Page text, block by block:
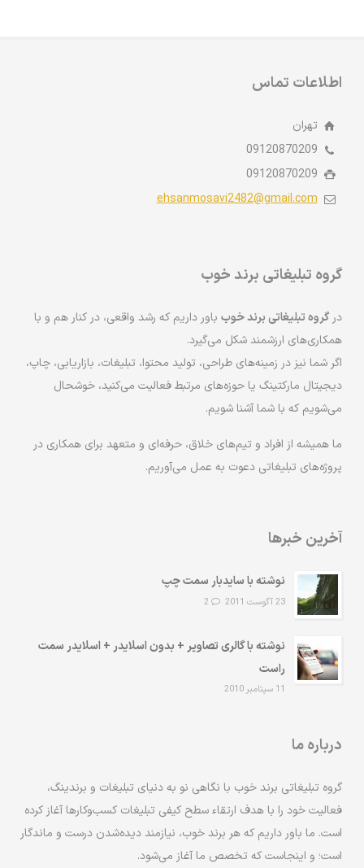
اطلاعات تماس
تهران
09120870209
09120870209
ehsanmosavi2482@gmail.com
گروه تبلیغاتی برند خوب
درگروه تبلیغاتی برند خوب باور داریم که رشد واقعی، در کنار هم و با
همکاری‌های ارزشمند شکل می‌گیرد.
اگر شما نیز در زمینه‌های طراحی، تولید محتوا، تبلیغات، بازاریابی، چاپ،
دیجیتال مارکتینگ یا حوزه‌های مرتبط فعالیت می‌کنید، خوشحال
می‌شویم که با شما آشنا شویم.
ما همیشه از افراد و تیم‌های خلاق، حرفه‌ای و متعهد برای همکاری در
پروژه‌های تبلیغاتی دعوت به عمل می‌آوریم.
آخرین خبرها
نوشته با سایدبار سمت چپ
23 آگوست 2011 2
نوشته با گالری تصاویر + بدون اسلایدر + اسلایدر سمت
راست
11 سپتامبر 2010
درباره ما
گروه تبلیغاتی برند خوب با نگاهی نو به دنیای تبلیغات و برندینگ،
فعالیت خود را با هدف ارتقاء سطح کیفی تبلیغات کسب‌وکارها آغاز کرده
است. ما باور داریم که هر برند خوب، نیازمند دیده‌شدن درست و ماندگار
است؛ و اینجاست که تخصص ما آغاز می‌شود.